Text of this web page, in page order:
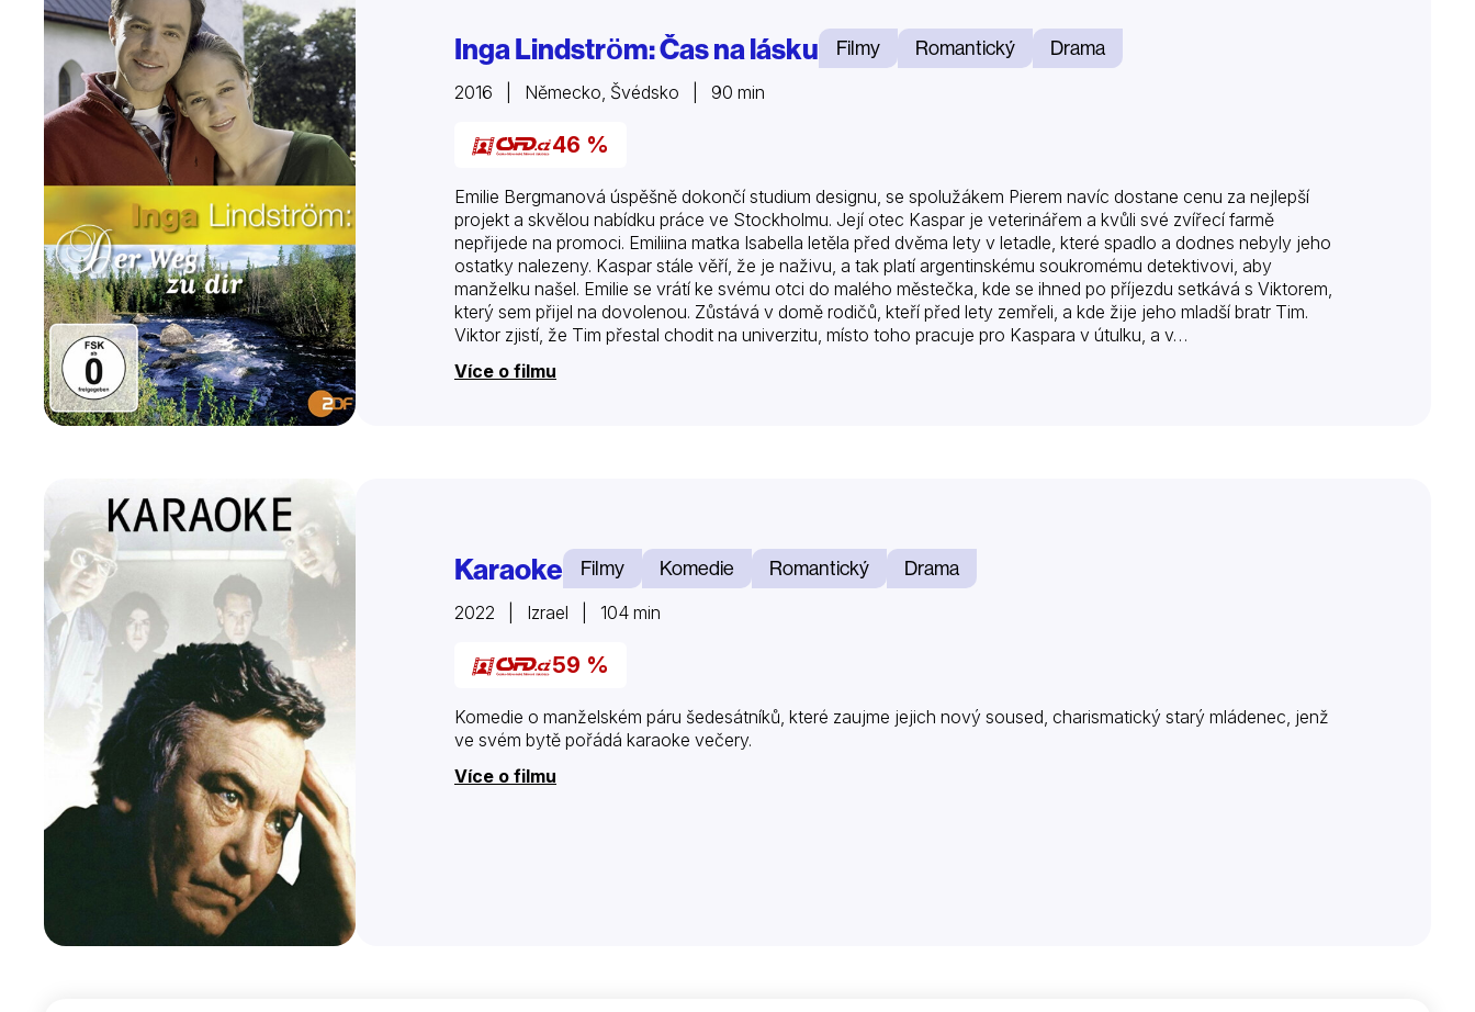
Inga Lindström: Čas na lásku Filmy Romantický Drama
2016 | Německo, Švédsko | 90 min
46 %
Emilie Bergmanová úspěšně dokončí studium designu, se spolužákem Pierem navíc dostane cenu za nejlepší
projekt a skvělou nabídku práce ve Stockholmu. Její otec Kaspar je veterinářem a kvůli své zvířecí farmě
nepřijede na promoci. Emiliina matka Isabella letěla před dvěma lety v letadle, které spadlo a dodnes nebyly jeho
ostatky nalezeny. Kaspar stále věří, že je naživu, a tak platí argentinskému soukromému detektivovi, aby
manželku našel. Emilie se vrátí ke svému otci do malého městečka, kde se ihned po příjezdu setkává s Viktorem,
který sem přijel na dovolenou. Zůstává v domě rodičů, kteří před lety zemřeli, a kde žije jeho mladší bratr Tim.
Viktor zjistí, že Tim přestal chodit na univerzitu, místo toho pracuje pro Kaspara v útulku, a v…
Více o filmu
Karaoke Filmy Komedie Romantický Drama
2022 | Izrael | 104 min
59 %
Komedie o manželském páru šedesátníků, které zaujme jejich nový soused, charismatický starý mládenec, jenž
ve svém bytě pořádá karaoke večery.
Více o filmu